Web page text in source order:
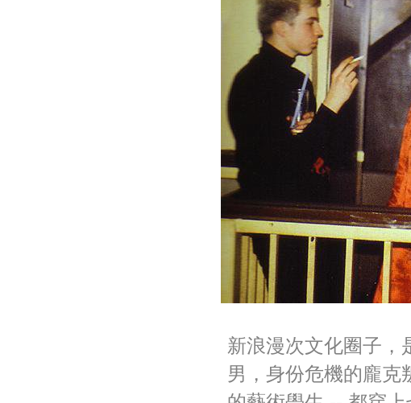
新浪漫次文化圈子，
男，身份危機的龐克